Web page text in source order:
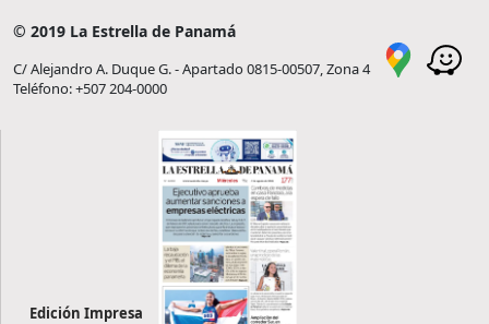
© 2019 La Estrella de Panamá
C/ Alejandro A. Duque G. - Apartado 0815-00507, Zona 4
Teléfono: +507 204-0000
Edición Impresa